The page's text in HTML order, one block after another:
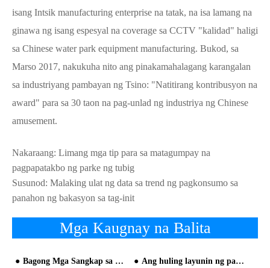
isang Intsik manufacturing enterprise na tatak, na isa lamang na
ginawa ng isang espesyal na coverage sa CCTV "kalidad" haligi
sa Chinese water park equipment manufacturing. Bukod, sa
Marso 2017, nakukuha nito ang pinakamahalagang karangalan
sa industriyang pambayan ng Tsino: "Natitirang kontribusyon na
award" para sa 30 taon na pag-unlad ng industriya ng Chinese
amusement.
Nakaraang: Limang mga tip para sa matagumpay na
pagpapatakbo ng parke ng tubig
Susunod: Malaking ulat ng data sa trend ng pagkonsumo sa
panahon ng bakasyon sa tag-init
Mga Kaugnay na Balita
Bagong Mga Sangkap sa Water Park Ang huling layunin ng pamamahala ay karanasan ng customer